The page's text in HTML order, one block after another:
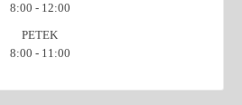
8:00 - 12:00
PETEK
8:00 - 11:00